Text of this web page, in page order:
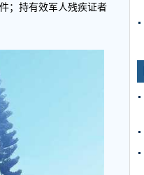
；持有效军人残疾证者